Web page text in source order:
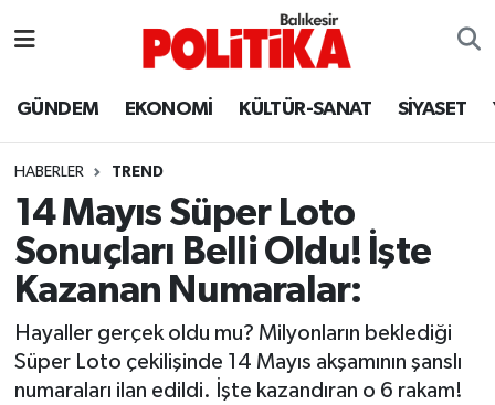
GÜNDEM EKONOMİ KÜLTÜR-SANAT SİYASET
HABERLER TREND
14 Mayıs Süper Loto
Sonuçları Belli Oldu! İşte
Kazanan Numaralar:
Hayaller gerçek oldu mu? Milyonların beklediği
Süper Loto çekilişinde 14 Mayıs akşamının şanslı
numaraları ilan edildi. İşte kazandıran o 6 rakam!
Ayvalık
Balya
Bandırma
Bigadiç
BİYOGRAFİLER
Balıkesir Hava Durumu
Balıkesir Namaz Vakitleri
Balıkesir Trafik Yoğunluk Haritası
Süper Lig Puan Durumu ve Fikstür
Tüm Manşetler